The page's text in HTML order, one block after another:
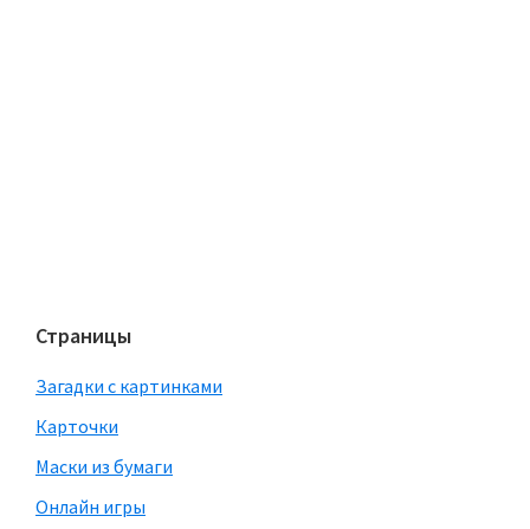
Страницы
Загадки с картинками
Карточки
Маски из бумаги
Онлайн игры